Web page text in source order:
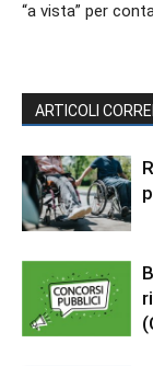
“a vista” per
ARTICOLI